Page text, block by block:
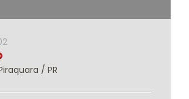
/ PR